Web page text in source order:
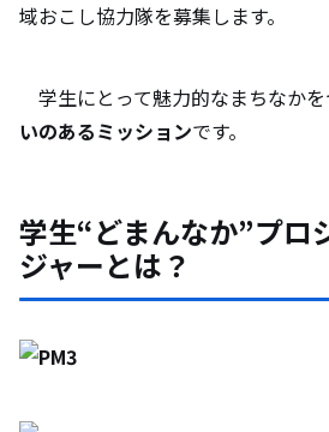
域おこし協力隊を募集します。
学生にとって魅力的なまちなかを
いのあるミッションです。
学生“どまんなか”プロ
ジャーとは？